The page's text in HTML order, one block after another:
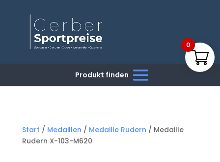
Start / Medaillen / Medaille Rudern / Medaille
Rudern X-103-M620
0